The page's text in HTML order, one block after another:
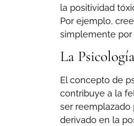
la positividad
Por ejemplo,
simplemente por
La
El concepto de
contribuye a la
ser reemplazado
derivado en la